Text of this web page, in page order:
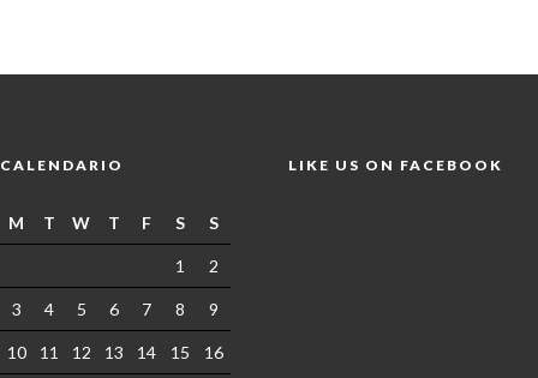
CALENDARIO
M T W T F S S
1 2
3 4 5 6 7 8 9
10 11 12 13 14 15 16
LIKE US ON FACEBOOK